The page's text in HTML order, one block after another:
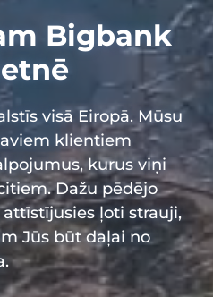
Bigbank
visā Eiropā. Mūsu
klientiem
kurus viņi
Dažu pēdējo
ļoti strauji,
Jūs būt daļai no